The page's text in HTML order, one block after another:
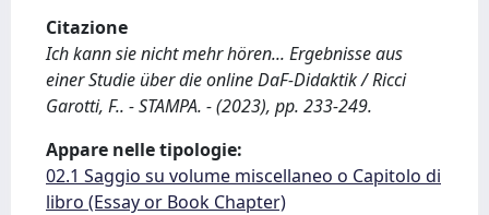
Citazione
Ich kann sie nicht mehr hören... Ergebnisse aus
einer Studie über die online DaF-Didaktik / Ricci
Garotti, F.. - STAMPA. - (2023), pp. 233-249.
Appare nelle tipologie:
02.1 Saggio su volume miscellaneo o Capitolo di
libro (Essay or Book Chapter)